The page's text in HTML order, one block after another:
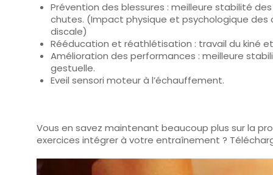
Prévention des blessures : meilleure stabilité
chutes. (Impact physique et psychologique des
discale)
Rééducation et réathlétisation : travail du kiné
Amélioration des performances : meilleure
gestuelle.
Eveil sensori moteur à l’échauffement.
Vous en savez maintenant beaucoup plus sur la
exercices intégrer à votre entraînement ?